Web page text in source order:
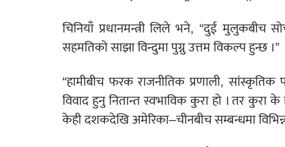
चिनियाँ प्रधानमन्त्री लिले भने, “दुई मुलुकबीच
सहमतिको साझा विन्दुमा पुग्नु उत्तम विकल्प हुन्छ ।”
“हामीबीच फरक राजनीतिक प्रणाली, सांस्कृतिक
विवाद हुनु नितान्त स्वभाविक कुरा हो । तर कुरा
केही दशकदेखि अमेरिका–चीनबीच सम्बन्धमा